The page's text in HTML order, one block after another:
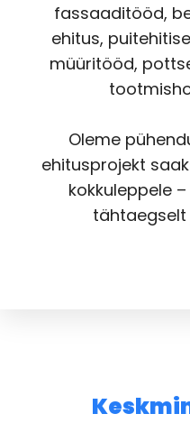
fassaaditööd,
ehitus,
müüritööd,
Oleme
ehitusprojekt
kokkuleppele
tähtaegselt